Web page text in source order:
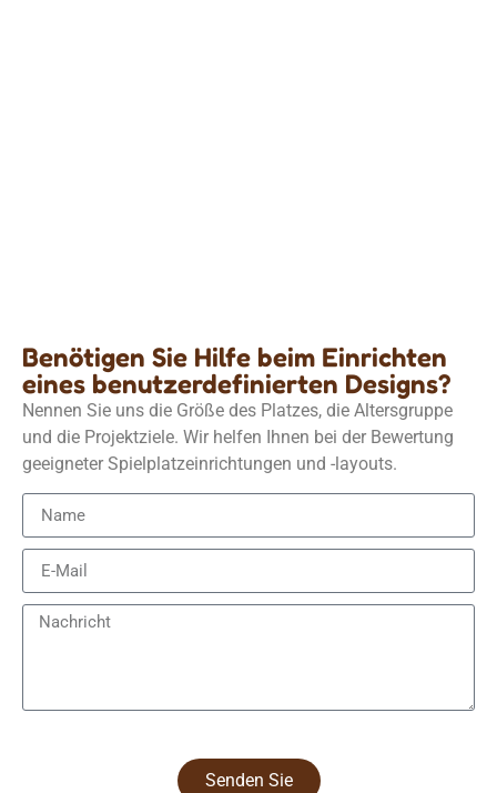
Benötigen Sie Hilfe beim Einrichten
eines benutzerdefinierten Designs?
Nennen Sie uns die Größe des Platzes, die Altersgruppe
und die Projektziele. Wir helfen Ihnen bei der Bewertung
geeigneter Spielplatzeinrichtungen und -layouts.
Senden Sie